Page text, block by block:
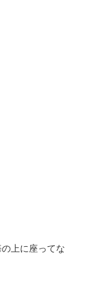
上に座ってな